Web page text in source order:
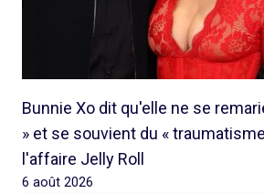
Bunnie Xo dit qu'elle ne se
» et se souvient du «
l'affaire Jelly Roll
6 août 2026